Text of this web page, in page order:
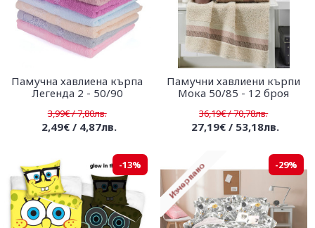
Памучна хавлиена кърпа
Легенда 2 - 50/90
3,99€ / 7,80лв.
2,49€ / 4,87лв.
Памучни хавлиени кърпи
Мока 50/85 - 12 броя
36,19€ / 70,78лв.
27,19€ / 53,18лв.
-13% -29%